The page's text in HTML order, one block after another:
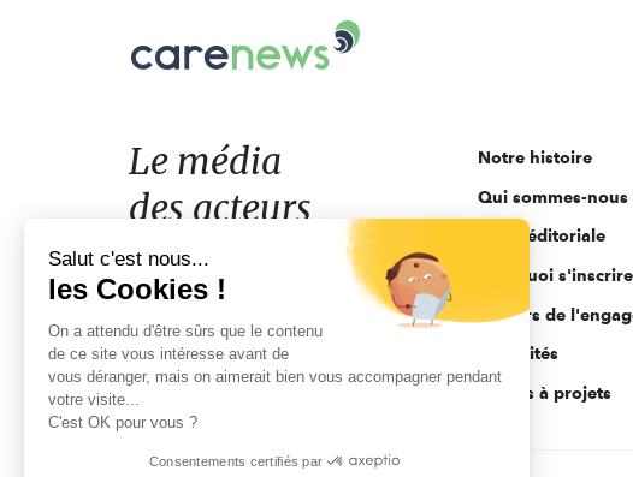
Le
acteurs
de
l'engagement
Le média
des acteurs
de l'engagement
Notre histoire
Qui sommes-nous
Ligne éditoriale
Pourquoi s'inscrire
Acteurs de
Actualités
Appels à projets
Salut c'est nous...
les Cookies !
On a attendu d'être sûrs que le contenu
de ce site vous intéresse avant de
vous déranger, mais on aimerait bien vous accompagner pendant
votre visite...
C'est OK pour vous ?
Consentements certifiés par